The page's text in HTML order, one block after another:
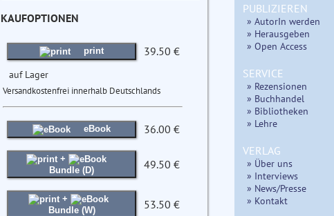
KAUFOPTIONEN
print 39.50 €
auf Lager
Versandkostenfrei innerhalb Deutschlands
eBook 36.00 €
+
Bundle (D)
49.50 €
+
Bundle (W)
53.50 €
PUBLIZIEREN
» AutorIn werden
» Herausgeben
» Open Access
SERVICE
» Rezensionen
» Buchhandel
» Bibliotheken
» Lehre
VERLAG
» Über uns
» Interviews
» News/Presse
» Kontakt